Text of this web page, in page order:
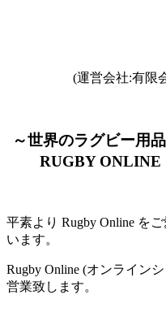
(運営会社:有限
～世界のラグビー用
RUGBY
平素より Rugby Online を
います。
Rugby Online (オンライン
営業致します。